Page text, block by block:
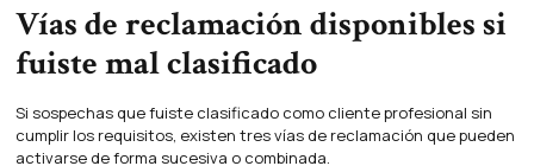
Vías de reclamación disponibles si
fuiste mal clasificado
Si sospechas que fuiste clasificado como cliente profesional sin
cumplir los requisitos, existen tres vías de reclamación que pueden
activarse de forma sucesiva o combinada.